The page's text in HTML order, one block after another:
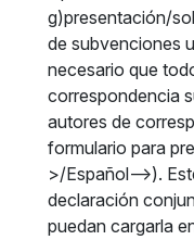
g)presentación/
de subvenciones
necesario que
correspondencia
autores de
formulario para
>/Español-->).
declaración
puedan cargarla